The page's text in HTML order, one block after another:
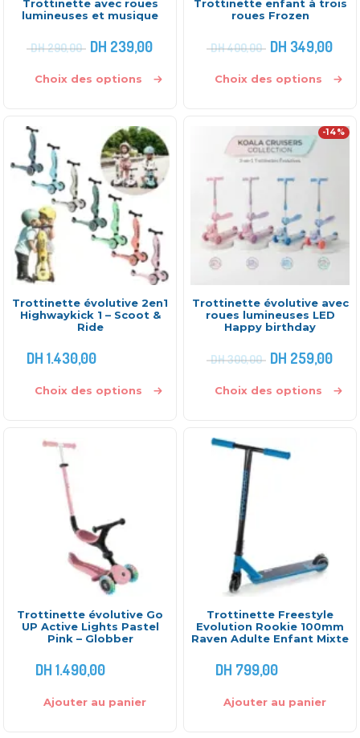
Trottinette avec roues
lumineuses et musique
DH290,00 DH 239,00
Choix des options
Trottinette enfant à trois
roues Frozen
DH400,00 DH 349,00
Choix des options
Trottinette évolutive 2en1
Highwaykick 1 – Scoot &
Ride
DH 1.430,00
Choix des options
-14%
Trottinette évolutive avec
roues lumineuses LED
Happy birthday
DH300,00 DH 259,00
Choix des options
Trottinette évolutive Go
UP Active Lights Pastel
Pink – Globber
DH 1.490,00
Ajouter au panier
Trottinette Freestyle
Evolution Rookie 100mm
Raven Adulte Enfant Mixte
DH 799,00
Ajouter au panier